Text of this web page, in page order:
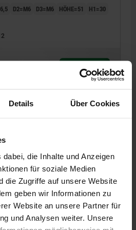
Details Über Cookies
die Inhalte und Anzeigen
für soziale Medien
die Zugriffe auf unsere Website
geben wir Informationen zu
Website an unsere Partner für
und Analysen weiter. Unsere
D2=M6 D3=M6 HÖHE=51
H1=30
DETAILS
ALUMINIUM